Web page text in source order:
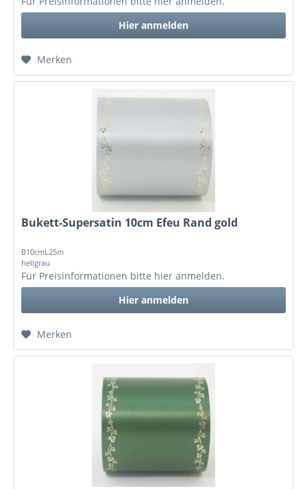
Hier anmelden
Merken
Bukett-Supersatin 10cm Efeu Rand gold
B10cmL25m
hellgrau
Für Preisinformationen bitte hier anmelden.
Hier anmelden
Merken